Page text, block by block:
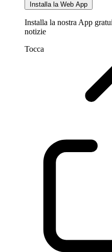
Installa la Web App
Installa la nostra App
notizie
Tocca